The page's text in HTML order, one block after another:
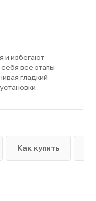
и избегают
все этапы
гладкий
Как купить